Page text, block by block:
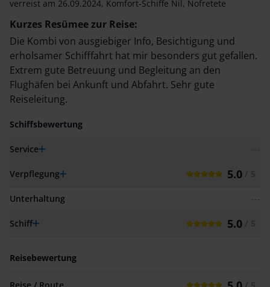
verreist am 26.09.2024, Komfort-Schiffe Nil, Nofretete
Kurzes Resümee zur Reise:
Die Kombi von ausgiebiger Info, Besichtigung und
erholsamer Schifffahrt hat mir besonders gut gefallen.
Extrem gute Betreuung und Begleitung an den
Flughäfen bei Ankunft und Abfahrt. Sehr gute
Reiseleitung.
Schiffsbewertung
Service
Verpflegung 5.0
Unterhaltung ---
Schiff 5.0
Reisebewertung
Reise / Route / 5